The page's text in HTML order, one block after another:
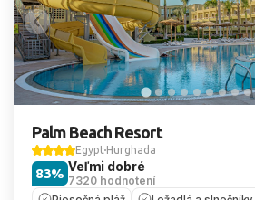
Palm Beach Resort
Egypt Hurghada
Veľmi dobré
7320 hodnotení
83%